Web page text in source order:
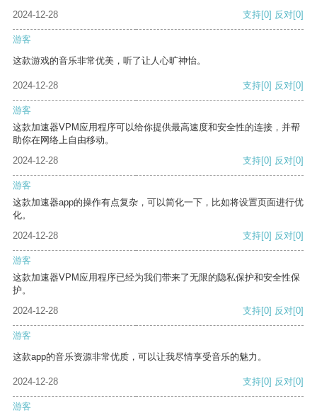
2024-12-28 支持[0] 反对[0]
游客
这款游戏的音乐非常优美，听了让人心旷神怡。
2024-12-28 支持[0] 反对[0]
游客
这款加速器VPM应用程序可以给你提供最高速度和安全性的连接，并帮
助你在网络上自由移动。
2024-12-28
支持[0] 反对[0]
游客
这款加速器app的操作有点复杂，可以简化一下，比如将设置页面进行优
化。
2024-12-28
支持[0] 反对[0]
游客
这款加速器VPM应用程序已经为我们带来了无限的隐私保护和安全性保
护。
2024-12-28
支持[0] 反对[0]
游客
这款app的音乐资源非常优质，可以让我尽情享受音乐的魅力。
2024-12-28 支持[0] 反对[0]
游客